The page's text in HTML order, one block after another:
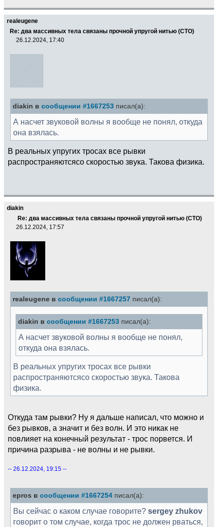
realeugene
Re: два массивных тела связаны прочной упругой нитью (СТО)
26.12.2024, 17:40
diakin в сообщении #1667253 писал(а):
А насчет звуковой волны я вообще не понял, откуда
она взялась.
В реальных упругих тросах все рывки
распространяютсясо скоростью звука. Такова физика.
diakin
Re: два массивных тела связаны прочной упругой нитью (СТО)
26.12.2024, 17:57
realeugene в сообщении #1667257 писал(а):
diakin в сообщении #1667253 писал(а):
А насчет звуковой волны я вообще не понял,
откуда она взялась.
В реальных упругих тросах все рывки
распространяютсясо скоростью звука. Такова
физика.
Откуда там рывки? Ну я дальше написал, что можно и
без рывков, а значит и без волн. И это никак не
повлияет на конечный результат - трос порвется. И
причина разрыва - не волны и не рывки.
-- 26.12.2024, 19:15 --
epros в сообщении #1667254 писал(а):
Вы сейчас о каком случае говорите? sergey zhukov
говорит о том случае, когда трос не должен рваться,